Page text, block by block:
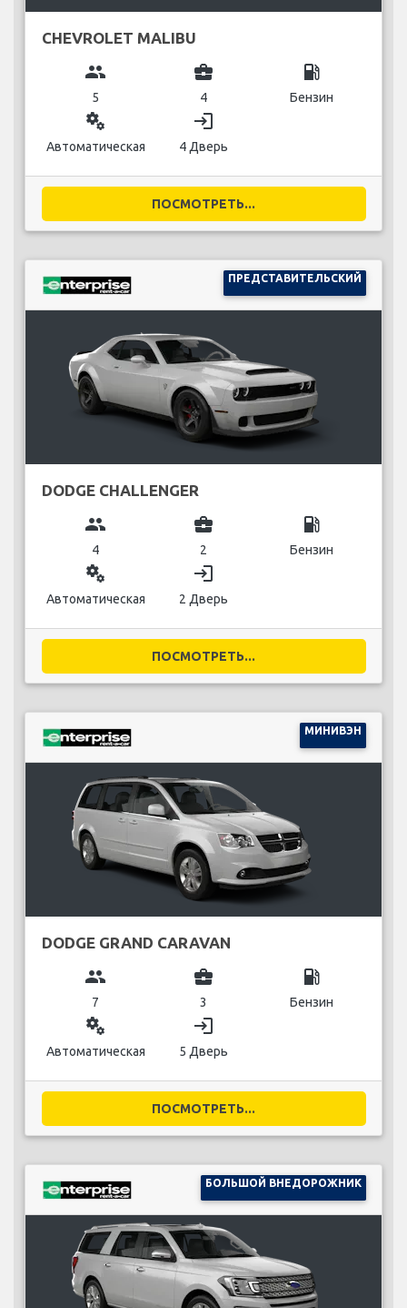
CHEVROLET MALIBU
group
5
business_center
4
local_gas_station
Бензин
miscellaneous_services
Автоматическая
login
4 Дверь
ПОСМОТРЕТЬ...
ПРЕДСТАВИТЕЛЬСКИЙ
DODGE CHALLENGER
group
4
business_center
2
local_gas_station
Бензин
miscellaneous_services
Автоматическая
login
2 Дверь
ПОСМОТРЕТЬ...
МИНИВЭН
DODGE GRAND CARAVAN
group
7
business_center
3
local_gas_station
Бензин
miscellaneous_services
Автоматическая
login
5 Дверь
ПОСМОТРЕТЬ...
БОЛЬШОЙ ВНЕДОРОЖНИК